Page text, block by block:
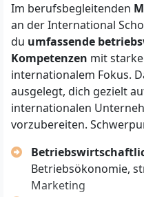
mit mindestens 240
Mindestens zwei
Berufserfahrung
Englischkenntnisse
B2(bestätigt z. B.
Nachweis durch das
Hochschule)
Erfolgreiche
persönlichem
Ein Numerus Clausus
Im berufsbegleitenden
an der International
du umfassende
Kompetenzen mit
internationalem Fokus.
ausgelegt, dich gezielt
internationalen
vorzubereiten.
Betriebsökonomie,
Marketing